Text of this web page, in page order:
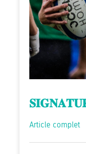
Article complet